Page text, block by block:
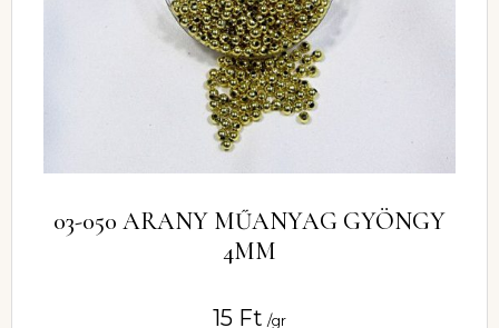
03-050 ARANY MŰANYAG GYÖNGY
4MM
15 Ft /gr